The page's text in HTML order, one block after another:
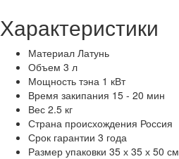
Характеристики
Материал Латунь
Объем 3 л
Мощность тэна 1 кВт
Время закипания 15 - 20 мин
Вес 2.5 кг
Страна происхождения Россия
Срок гарантии 3 года
Размер упаковки 35 х 35 х 50 см